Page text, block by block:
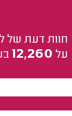
חוות דעת של
על 12,260